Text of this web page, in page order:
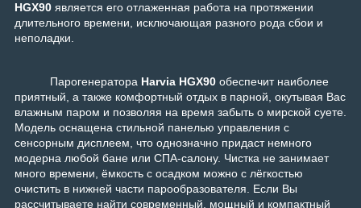
HGX90 является его отлаженная работа на протяжении
длительного времени, исключающая разного рода сбои и
неполадки.
Парогенератора Harvia HGX90 обеспечит наиболее
приятный, а также комфортный отдых в парной, окутывая Вас
влажным паром и позволяя на время забыть о мирской суете.
Модель оснащена стильной панелью управления с
сенсорным дисплеем, что однозначно придаст немного
модерна любой бане или СПА-салону. Чистка не занимает
много времени, ёмкость с осадком можно с лёгкостью
очистить в нижней части парообразователя. Если Вы
рассчитываете найти современный, мощный и компактный